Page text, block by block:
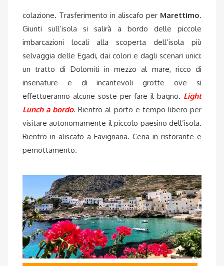
colazione. Trasferimento in aliscafo per Marettimo.
Giunti sull’isola si salirà a bordo delle piccole
imbarcazioni locali alla scoperta dell’isola più
selvaggia delle Egadi, dai colori e dagli scenari unici:
un tratto di Dolomiti in mezzo al mare, ricco di
insenature e di incantevoli grotte ove si
effettueranno alcune soste per fare il bagno. Light
Lunch a bordo. Rientro al porto e tempo libero per
visitare autonomamente il piccolo paesino dell’isola.
Rientro in aliscafo a Favignana. Cena in ristorante e
pernottamento.